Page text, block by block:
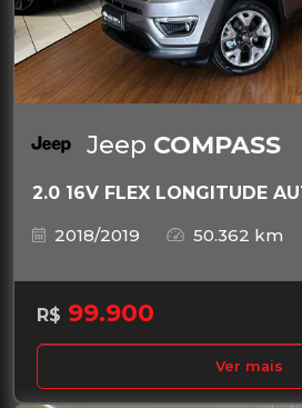
Jeep COMPASS
2.0 16V FLEX LONGITUDE
2018/2019
50.362 km
R$ 99.900
Ver mais